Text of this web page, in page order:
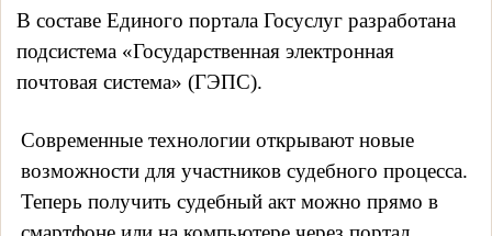
В составе Единого портала Госуслуг разработана
подсистема «Государственная электронная
почтовая система» (ГЭПС).
Современные технологии открывают новые
возможности для участников судебного процесса.
Теперь получить судебный акт можно прямо в